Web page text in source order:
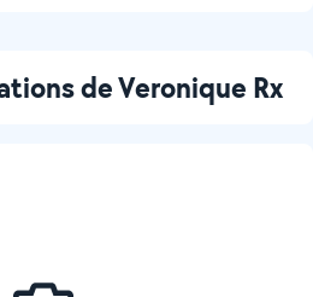
de Veronique Rx